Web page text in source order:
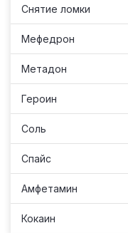
Снятие ломки
Мефедрон
Метадон
Героин
Соль
Спайс
Амфетамин
Кокаин